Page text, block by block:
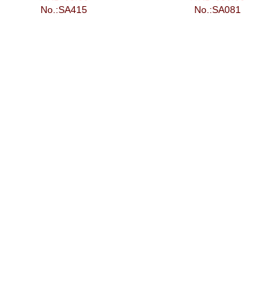
No.:SA415 No.:SA081